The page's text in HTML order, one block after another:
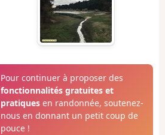
Pour continuer à proposer des
fonctionnalités gratuites et
pratiquesen randonnée, soutenez-
nous en donnant un petit coup de
pouce !